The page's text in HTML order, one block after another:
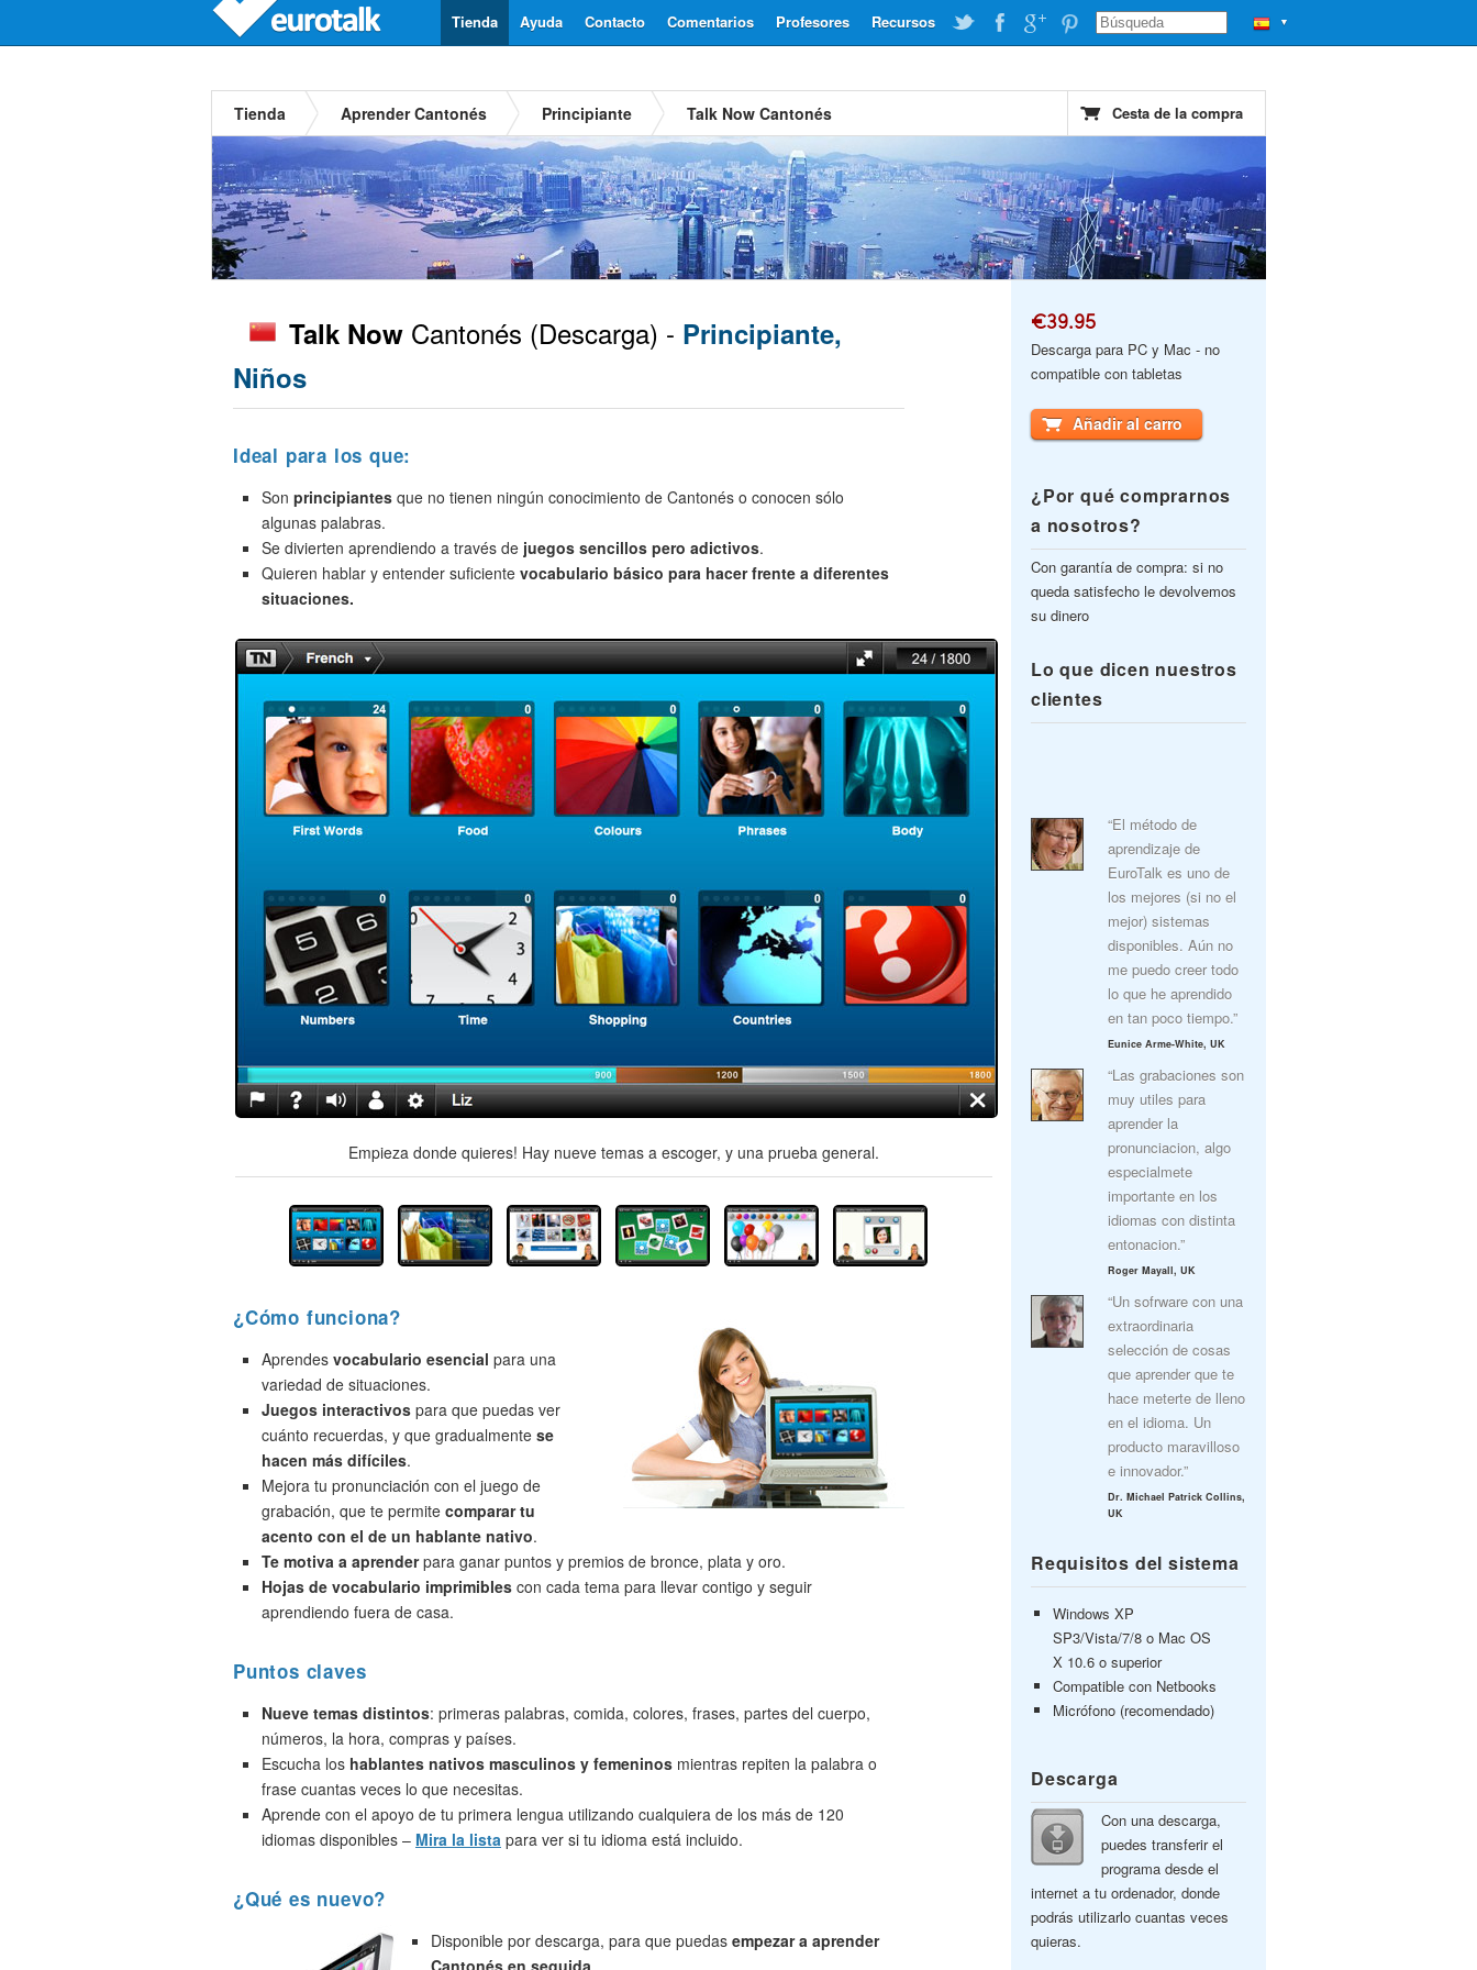
▼
Recursos
Profesores
Comentarios
Contacto
Ayuda
Tienda
Tienda Aprender Cantonés Principiante Talk Now Cantonés Cesta de la compra
Talk Now Cantonés (Descarga) - Principiante,
Niños
Ideal para los que:
Son principiantes que no tienen ningún conocimiento de Cantonés o conocen sólo
algunas palabras.
Se divierten aprendiendo a través de juegos sencillos pero adictivos.
Quieren hablar y entender suficiente vocabulario básico para hacer frente a diferentes
situaciones.
Empieza donde quieres! Hay nueve temas a escoger, y una prueba general.
¿Cómo funciona?
Aprendes vocabulario esencial para una
variedad de situaciones.
Juegos interactivos para que puedas ver
cuánto recuerdas, y que gradualmente se
hacen más difíciles.
Mejora tu pronunciación con el juego de
grabación, que te permite comparar tu
acento con el de un hablante nativo.
Te motiva a aprenderpara ganar puntos y premios de bronce, plata y oro.
Hojas de vocabulario imprimibles con cada tema para llevar contigo y seguir
aprendiendo fuera de casa.
Puntos claves
Nueve temas distintos: primeras palabras, comida, colores, frases, partes del cuerpo,
números, la hora, compras y países.
Escucha los hablantes nativos masculinos y femeninos mientras repiten la palabra o
frase cuantas veces lo que necesitas.
Aprende con el apoyo de tu primera lengua utilizando cualquiera de los más de 120
idiomas disponibles – Mira la lista para ver si tu idioma está incluido.
¿Qué es nuevo?
Disponible por descarga, para que puedas empezar a aprender
Cantonés en seguida
€39.95
Descarga para PC y Mac - no
compatible con tabletas
Añadir al carro
¿Por qué comprarnos
a nosotros?
Con garantía de compra: si no
queda satisfecho le devolvemos
su dinero
Lo que dicen nuestros
clientes
“El método de
aprendizaje de
EuroTalk es uno de
los mejores (si no el
mejor) sistemas
disponibles. Aún no
me puedo creer todo
lo que he aprendido
en tan poco tiempo.”
Eunice Arme-White, UK
“Las grabaciones son
muy utiles para
aprender la
pronunciacion, algo
especialmete
importante en los
idiomas con distinta
entonacion.”
Roger Mayall, UK
“Un sofrware con una
extraordinaria
selección de cosas
que aprender que te
hace meterte de lleno
en el idioma. Un
producto maravilloso
e innovador.”
Dr. Michael Patrick Collins,
UK
Requisitos del sistema
Windows XP
SP3/Vista/7/8 o Mac OS
X 10.6 o superior
Compatible con Netbooks
Micrófono (recomendado)
Descarga
Con una descarga,
puedes transferir el
programa desde el
internet a tu ordenador, donde
podrás utilizarlo cuantas veces
quieras.